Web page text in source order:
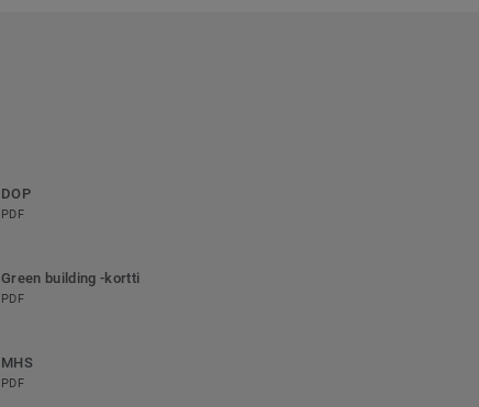
DOP
PDF
Green building -kortti
PDF
MHS
PDF